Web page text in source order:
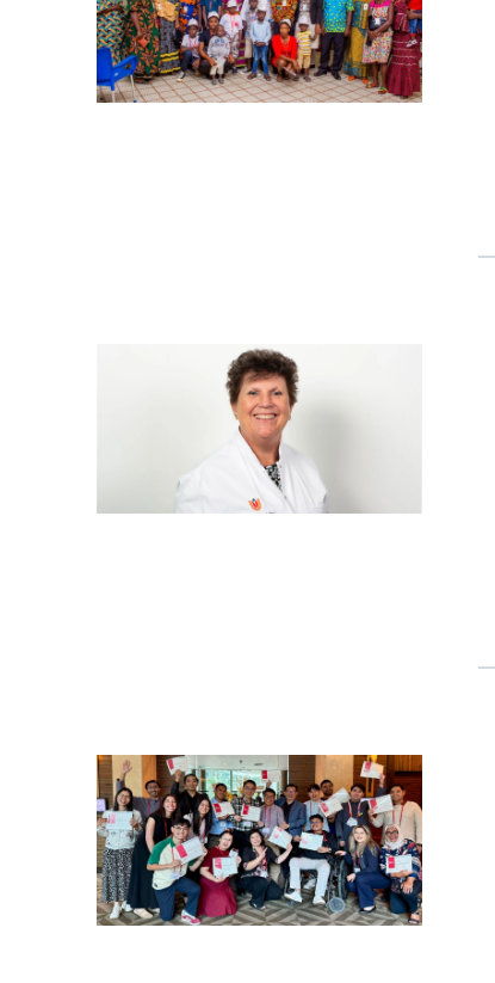
l’espoir d’une vie meilleure.